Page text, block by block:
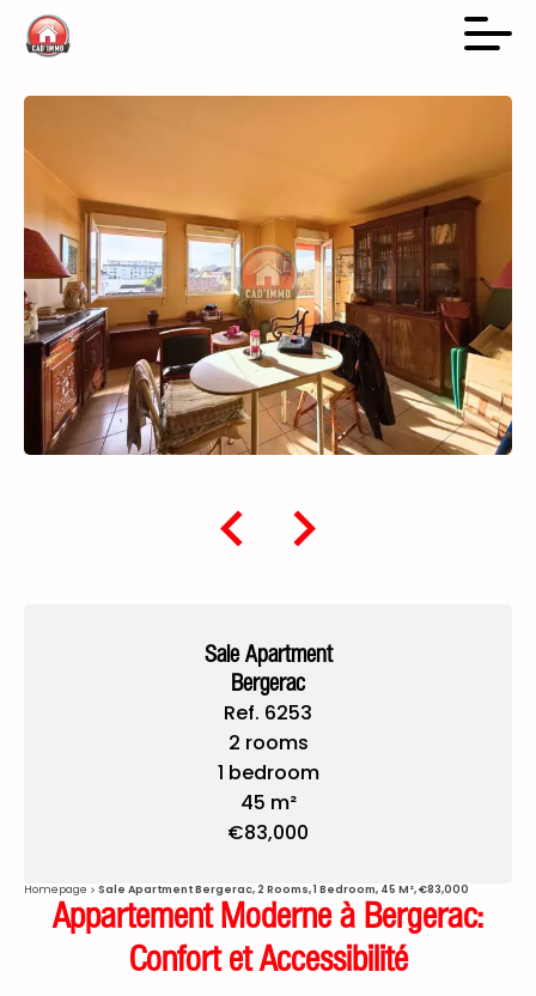
Sale Apartment
Bergerac
Ref. 6253
2 rooms
1 bedroom
45 m²
€83,000
Homepage Sale Apartment Bergerac, 2 Rooms, 1 Bedroom, 45 M², €83,000
Appartement Moderne à Bergerac:
Confort et Accessibilité